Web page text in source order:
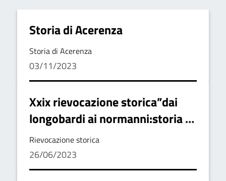
Storia di Acerenza
Storia di Acerenza
03/11/2023
Xxix rievocazione storica”dai
longobardi ai normanni:storia di
una cattedrale”
Rievocazione storica
26/06/2023